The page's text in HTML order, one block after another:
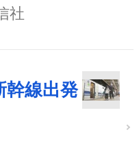
社
幹線出発